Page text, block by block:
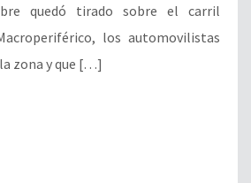
quedó tirado sobre el carril
los automovilistas
zona y que […]